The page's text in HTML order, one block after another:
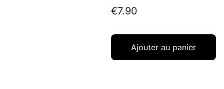
€7.90
Ajouter au panier